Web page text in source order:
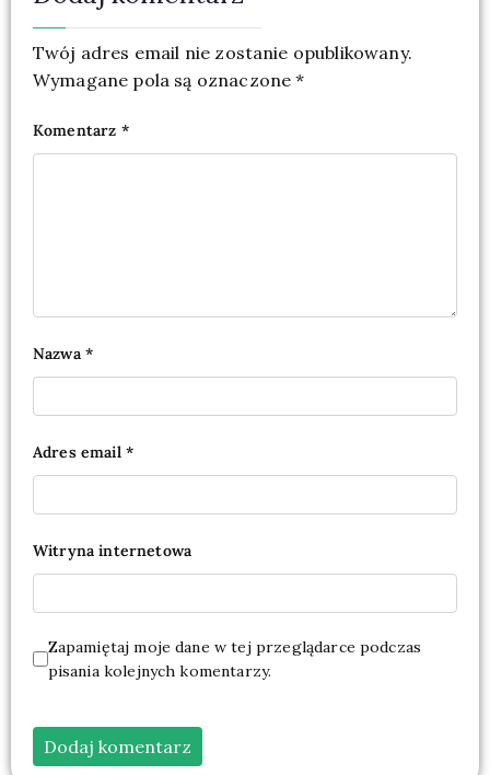
Twój adres email nie zostanie opublikowany.
Wymagane pola są oznaczone*
Komentarz *
Nazwa *
Adres email *
Witryna internetowa
Zapamiętaj moje dane w tej przeglądarce podczas
pisania kolejnych komentarzy.